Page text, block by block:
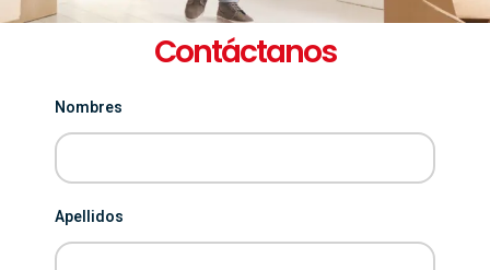
Contáctanos
Nombres
Apellidos